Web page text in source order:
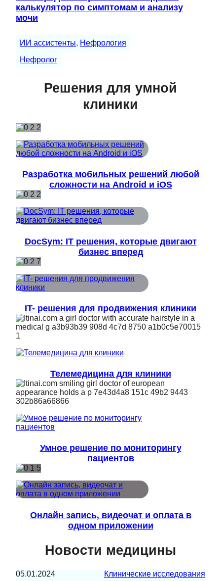
калькулятор по симптомам и анализу
мочи
ИИ ассистенты, Нефрология
Нефролог
Решения для умной
клиники
Разработка мобильных решений любой
сложности на Android и iOS
DocSym: IT решения, которые двигают
бизнес вперед
IT- решения для продвижения клиники
Телемедицина для клиники
Умное решение по мониторингу
пациентов
Онлайн запись, видеочат и оплата в
одном приложении
Новости медицины
05.01.2024 Клинические исследования